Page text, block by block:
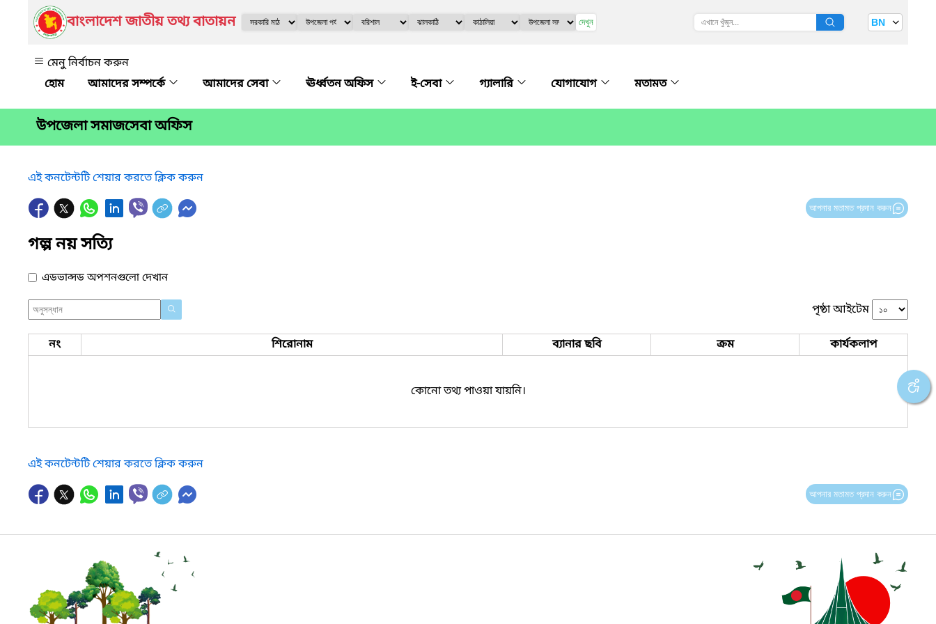
বাংলাদেশ জাতীয় তথ্য বাতায়ন দেখুন BN
মেনু নির্বাচন করুন
আমাদের সম্পর্কে
আমাদের সেবা ঊর্ধ্বতন অফিস ই-সেবা গ্যালারি যোগাযোগ মতামত
উপজেলা সমাজসেবা অফিস
এই কনটেন্টটি শেয়ার করতে ক্লিক করুন
আপনার মতামত প্রদান করুন
গল্প নয় সত্যি
এডভান্সড অপশনগুলো দেখান
পৃষ্ঠা আইটেম
নং শিরোনাম ব্যানার ছবি ক্রম কার্যকলাপ
কোনো তথ্য পাওয়া যায়নি।
এই কনটেন্টটি শেয়ার করতে ক্লিক করুন
আপনার মতামত প্রদান করুন